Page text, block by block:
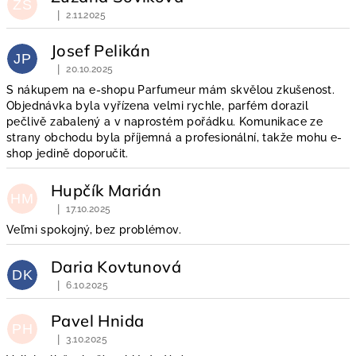
ZS
Hodnocení obchodu je 5 z 5 hvězdiček.
2.11.2025
JP Josef Pelikán
Hodnocení obchodu je 5 z 5 hvězdiček.
20.10.2025
S nákupem na e-shopu Parfumeur mám skvělou zkušenost.
Objednávka byla vyřízena velmi rychle, parfém dorazil
pečlivě zabalený a v naprostém pořádku. Komunikace ze
strany obchodu byla příjemná a profesionální, takže mohu e-
shop jedině doporučit.
HM Hupčík Marián
Hodnocení obchodu je 5 z 5 hvězdiček.
17.10.2025
Veľmi spokojný, bez problémov.
DK Daria Kovtunová
Hodnocení obchodu je 5 z 5 hvězdiček.
6.10.2025
PH Pavel Hnida
Hodnocení obchodu je 4 z 5 hvězdiček.
3.10.2025